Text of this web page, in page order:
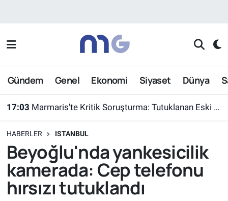
Gündem Genel Ekonomi Siyaset Dünya
17:03 Marmaris'te Kritik Soruşturma: Tutuklanan Eski Yüzbaşı Burkay Karatepe Yer Gösterdi
HABERLER ISTANBUL
Beyoğlu'nda yankesicilik
kamerada: Cep telefonu
hırsızı tutuklandı
Nöbetçi Eczaneler
Hava Durumu
Süper Lig Puan Durumu ve Fikstür
Tüm Manşetler
Son Dakika Haberleri